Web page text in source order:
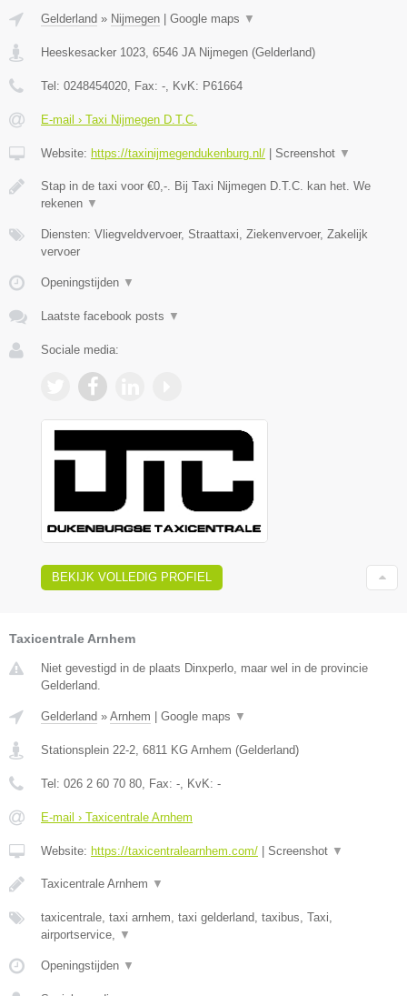
Gelderland » Nijmegen Google maps ▼
Heeskesacker 1023, 6546 JA Nijmegen (Gelderland)
Tel: 0248454020, Fax: -, KvK: P61664
E-mail › Taxi Nijmegen D.T.C.
Website: https://taxinijmegendukenburg.nl/ Screenshot ▼
Stap in de taxi voor €0,-. Bij Taxi Nijmegen D.T.C. kan het. We
rekenen ▼
Diensten: Vliegveldvervoer, Straattaxi, Ziekenvervoer, Zakelijk
vervoer
Openingstijden ▼
Laatste facebook posts ▼
Sociale media:
BEKIJK VOLLEDIG PROFIEL
Taxicentrale Arnhem
Niet gevestigd in de plaats Dinxperlo, maar wel in de provincie
Gelderland.
Gelderland » Arnhem Google maps ▼
Stationsplein 22-2 6811 KG Arnhem (Gelderland)
Tel: 026 2 60 70 80 , Fax: - , KvK: -
E-mail › Taxicentrale Arnhem
Website: https://taxicentralearnhem.com/ Screenshot ▼
Taxicentrale Arnhem ▼
taxicentrale, taxi arnhem, taxi gelderland, taxibus, Taxi,
airportservice,
▼
Openingstijden ▼